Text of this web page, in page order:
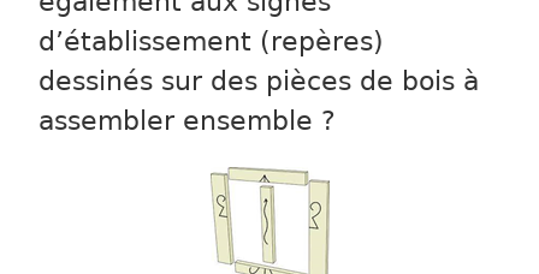
d’établissement (repères)
dessinés sur des pièces de bois à
assembler ensemble ?